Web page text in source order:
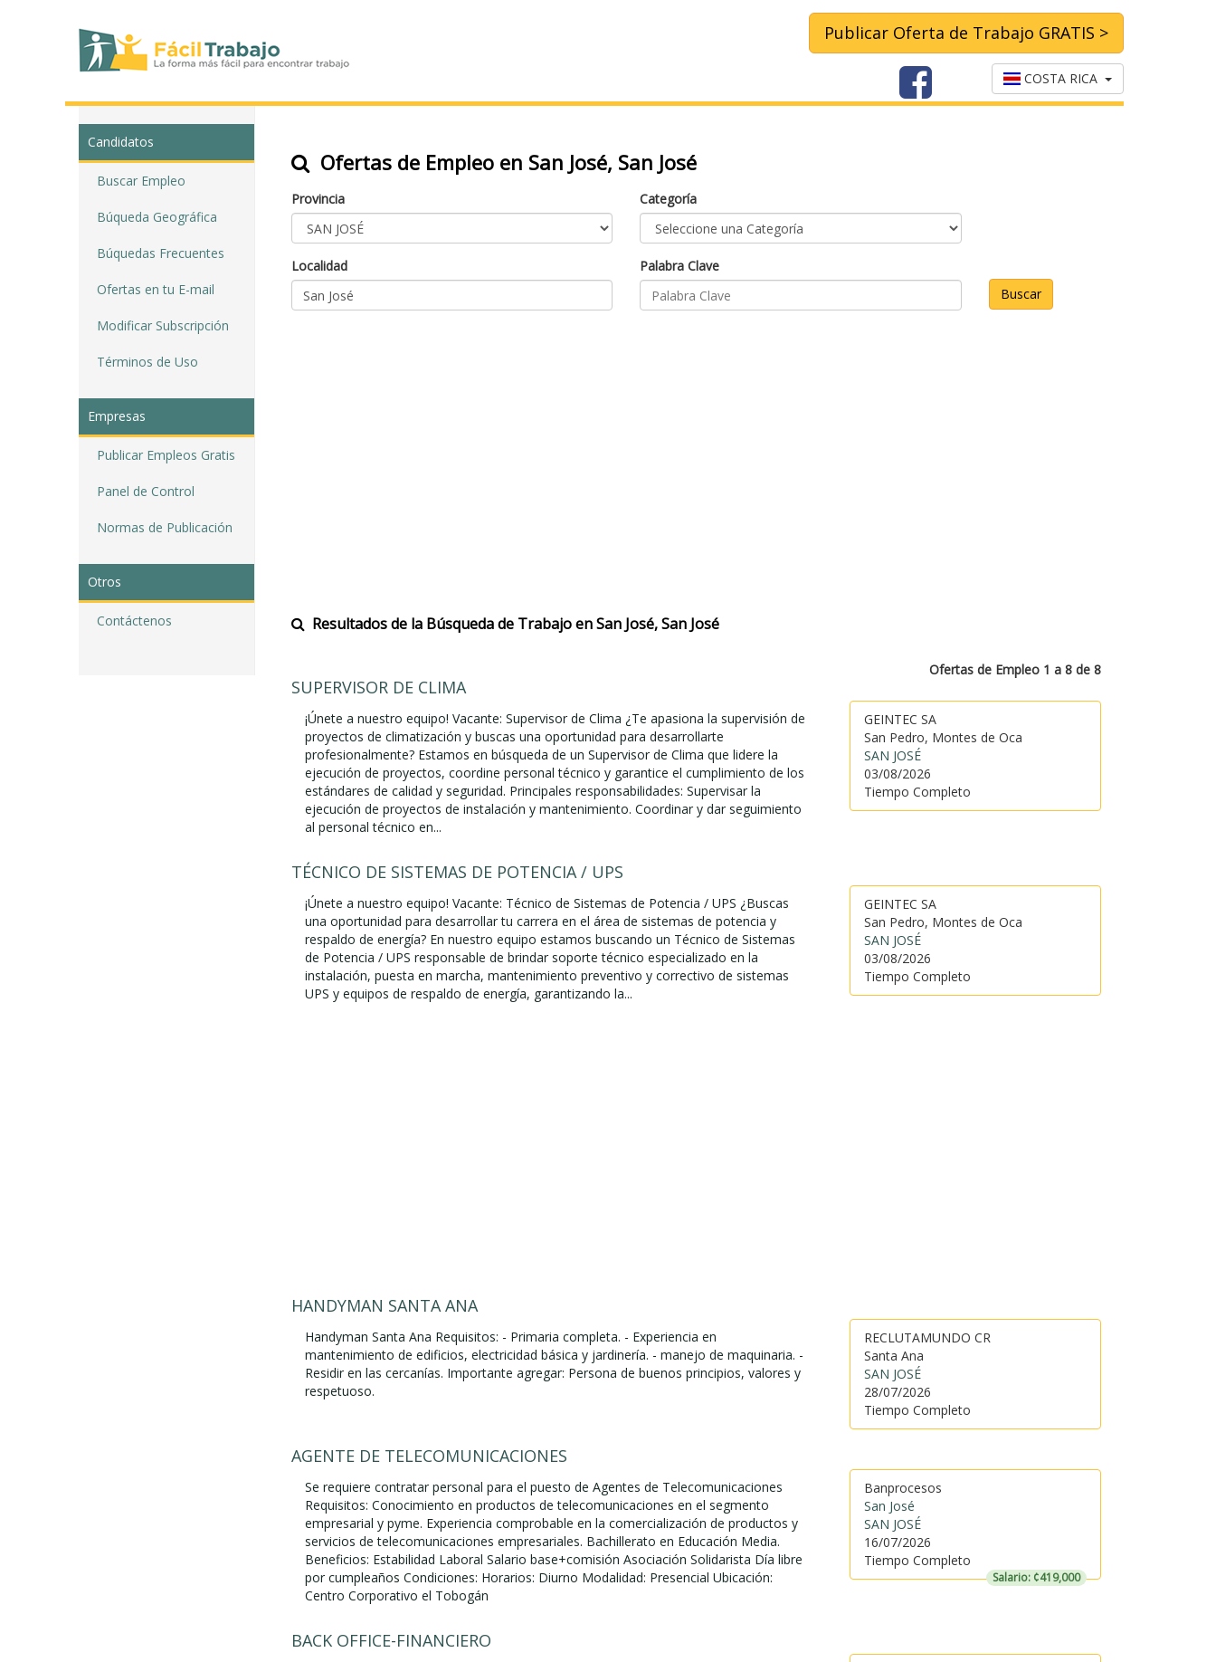
Publicar Oferta de Trabajo GRATIS >
COSTA RICA
Candidatos
Buscar Empleo
Búqueda Geográfica
Búquedas Frecuentes
Ofertas en tu E-mail
Modificar Subscripción
Términos de Uso
Empresas
Publicar Empleos Gratis
Panel de Control
Normas de Publicación
Otros
Contáctenos
Ofertas de Empleo en San José, San José
Provincia Categoría
Localidad
Palabra Clave
Buscar
Resultados de la Búsqueda de Trabajo en San José, San José
Ofertas de Empleo 1 a 8 de 8
SUPERVISOR DE CLIMA
¡Únete a nuestro equipo! Vacante: Supervisor de Clima ¿Te apasiona la supervisión de
proyectos de climatización y buscas una oportunidad para desarrollarte
profesionalmente? Estamos en búsqueda de un Supervisor de Clima que lidere la
ejecución de proyectos, coordine personal técnico y garantice el cumplimiento de los
estándares de calidad y seguridad. Principales responsabilidades: Supervisar la
ejecución de proyectos de instalación y mantenimiento. Coordinar y dar seguimiento
al personal técnico en...
GEINTEC SA
San Pedro, Montes de Oca
SAN JOSÉ
03/08/2026
Tiempo Completo
TÉCNICO DE SISTEMAS DE POTENCIA / UPS
¡Únete a nuestro equipo! Vacante: Técnico de Sistemas de Potencia / UPS ¿Buscas
una oportunidad para desarrollar tu carrera en el área de sistemas de potencia y
respaldo de energía? En nuestro equipo estamos buscando un Técnico de Sistemas
de Potencia / UPS responsable de brindar soporte técnico especializado en la
instalación, puesta en marcha, mantenimiento preventivo y correctivo de sistemas
UPS y equipos de respaldo de energía, garantizando la...
GEINTEC SA
San Pedro, Montes de Oca
SAN JOSÉ
03/08/2026
Tiempo Completo
HANDYMAN SANTA ANA
Handyman Santa Ana Requisitos: - Primaria completa. - Experiencia en
mantenimiento de edificios, electricidad básica y jardinería. - manejo de maquinaria. -
Residir en las cercanías. Importante agregar: Persona de buenos principios, valores y
respetuoso.
RECLUTAMUNDO CR
Santa Ana
SAN JOSÉ
28/07/2026
Tiempo Completo
AGENTE DE TELECOMUNICACIONES
Se requiere contratar personal para el puesto de Agentes de Telecomunicaciones
Requisitos: Conocimiento en productos de telecomunicaciones en el segmento
empresarial y pyme. Experiencia comprobable en la comercialización de productos y
servicios de telecomunicaciones empresariales. Bachillerato en Educación Media.
Beneficios: Estabilidad Laboral Salario base+comisión Asociación Solidarista Día libre
por cumpleaños Condiciones: Horarios: Diurno Modalidad: Presencial Ubicación:
Centro Corporativo el Tobogán
Banprocesos
San José
SAN JOSÉ
16/07/2026
Tiempo Completo
Salario: ¢419,000
BACK OFFICE-FINANCIERO